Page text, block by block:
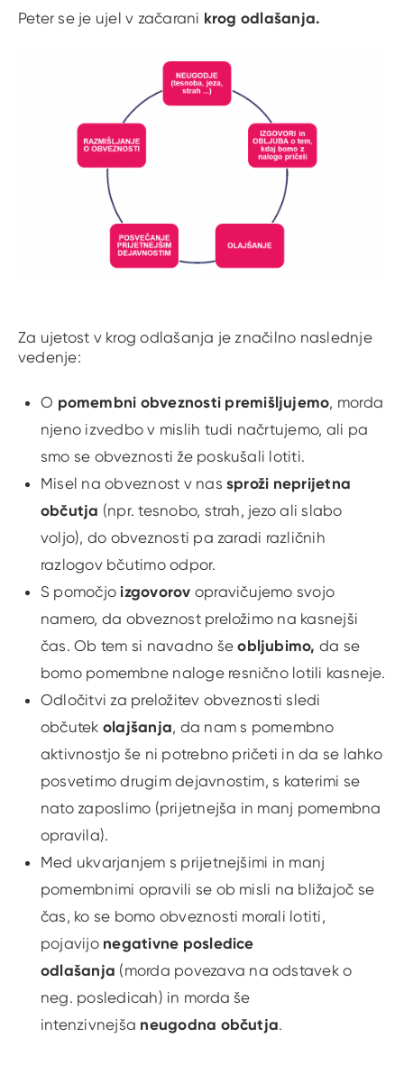
Peter se je ujel v začarani krog odlašanja.
Za ujetost v krog odlašanja je značilno naslednje
vedenje:
O pomembni obveznosti premišljujemo, morda
njeno izvedbo v mislih tudi načrtujemo, ali pa
smo se obveznosti že poskušali lotiti.
Misel na obveznost v nas sproži neprijetna
občutja (npr. tesnobo, strah, jezo ali slabo
voljo), do obveznosti pa zaradi različnih
razlogov bčutimo odpor.
S pomočjo izgovorov opravičujemo svojo
namero, da obveznost preložimo na kasnejši
čas. Ob tem si navadno še obljubimo, da se
bomo pomembne naloge resnično lotili kasneje.
Odločitvi za preložitev obveznosti sledi
občutek olajšanja, da nam s pomembno
aktivnostjo še ni potrebno pričeti in da se lahko
posvetimo drugim dejavnostim, s katerimi se
nato zaposlimo (prijetnejša in manj pomembna
opravila).
Med ukvarjanjem s prijetnejšimi in manj
pomembnimi opravili se ob misli na bližajoč se
čas, ko se bomo obveznosti morali lotiti,
pojavijo negativne posledice
odlašanja (morda povezava na odstavek o
neg. posledicah) in morda še
intenzivnejša neugodna občutja.